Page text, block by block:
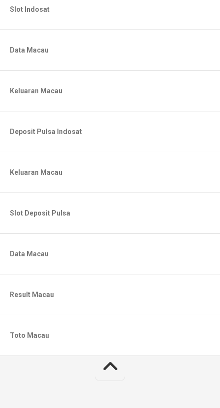
Slot Indosat
Data Macau
Keluaran Macau
Deposit Pulsa Indosat
Keluaran Macau
Slot Deposit Pulsa
Data Macau
Result Macau
Toto Macau